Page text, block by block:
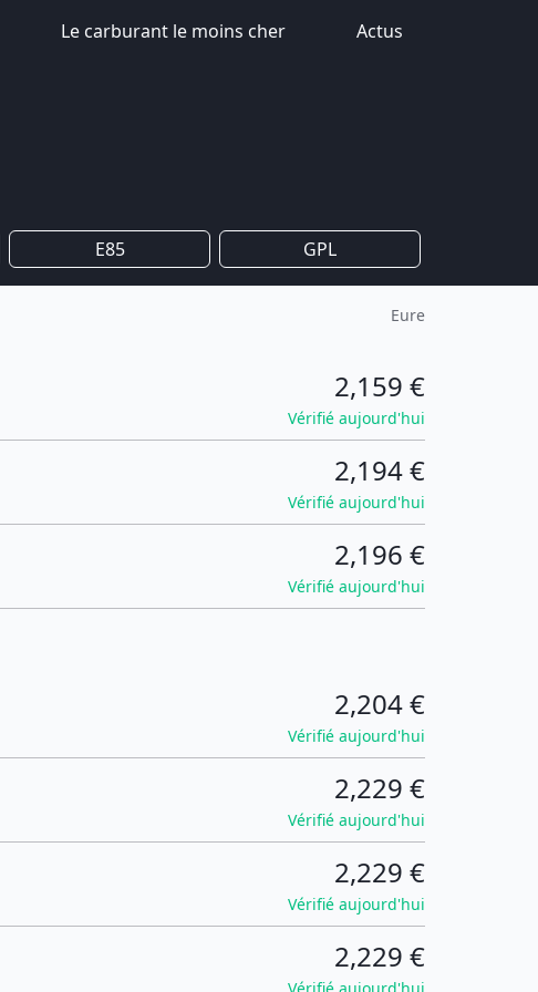
Le carburant le moins cher Actus
E85 GPL
Eure
2,159 €
Vérifié aujourd'hui
2,194 €
Vérifié aujourd'hui
2,196 €
Vérifié aujourd'hui
2,204 €
Vérifié aujourd'hui
2,229 €
Vérifié aujourd'hui
2,229 €
Vérifié aujourd'hui
2,229 €